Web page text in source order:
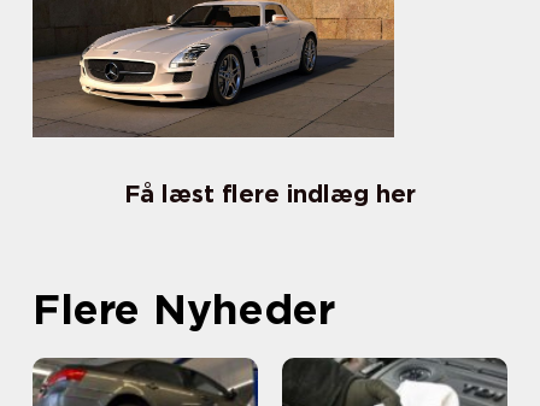
Få læst flere indlæg her
Flere Nyheder